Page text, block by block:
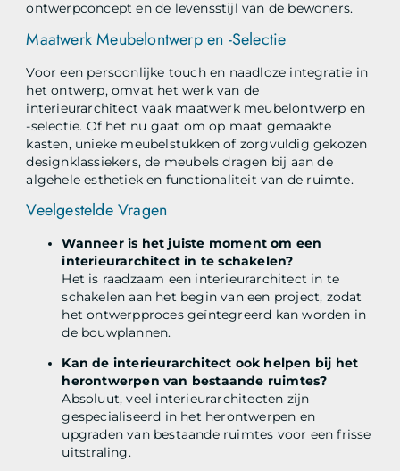
ontwerpconcept en de levensstijl van de bewoners.
Maatwerk Meubelontwerp en -Selectie
Voor een persoonlijke touch en naadloze integratie in
het ontwerp, omvat het werk van de
interieurarchitect vaak maatwerk meubelontwerp en
-selectie. Of het nu gaat om op maat gemaakte
kasten, unieke meubelstukken of zorgvuldig gekozen
designklassiekers, de meubels dragen bij aan de
algehele esthetiek en functionaliteit van de ruimte.
Veelgestelde Vragen
Wanneer is het juiste moment om een
interieurarchitect in te schakelen?
Het is raadzaam een interieurarchitect in te
schakelen aan het begin van een project, zodat
het ontwerpproces geïntegreerd kan worden in
de bouwplannen.
Kan de interieurarchitect ook helpen bij het
herontwerpen van bestaande ruimtes?
Absoluut, veel interieurarchitecten zijn
gespecialiseerd in het herontwerpen en
upgraden van bestaande ruimtes voor een frisse
uitstraling.